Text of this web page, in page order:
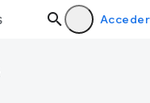
Acceder